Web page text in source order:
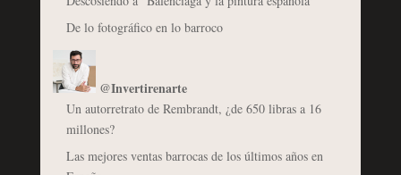
De lo fotográfico en lo barroco
@Invertirenarte
Un autorretrato de Rembrandt, ¿de 650 libras a 16
millones?
Las mejores ventas barrocas de los últimos años en